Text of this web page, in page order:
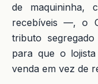
de maquininha,
recebíveis —, o
tributo
para que o
venda em vez de